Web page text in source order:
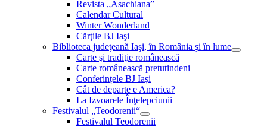
Revista „Asachiana”
Calendar Cultural
Winter Wonderland
Cărţile BJ Iaşi
Biblioteca judeţeană Iaşi, în România şi în lume
Carte şi tradiţie românească
Carte românească pretutindeni
Conferințele BJ Iași
Cât de departe e America?
La Izvoarele Înţelepciunii
Festivalul „Teodorenii“
Festivalul Teodorenii